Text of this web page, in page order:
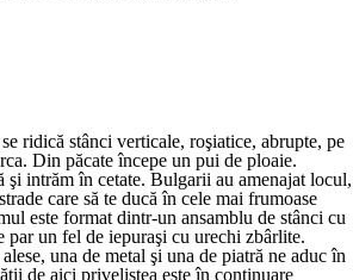
ridică stânci verticale, roşiatice, abrupte, pe
Din păcate începe un pui de ploaie.
şi intrăm în cetate. Bulgarii au amenajat locul,
care să te ducă în cele mai frumoase
este format dintr-un ansamblu de stânci cu
par un fel de iepuraşi cu urechi zbârlite.
una de metal şi una de piatră ne aduc în
de aici priveliştea este în continuare